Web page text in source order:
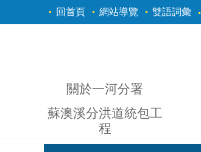
跳到主要內容區塊
回首頁 網站導覽 雙語詞彙
關於一河分署
蘇澳溪分洪道統包工
程